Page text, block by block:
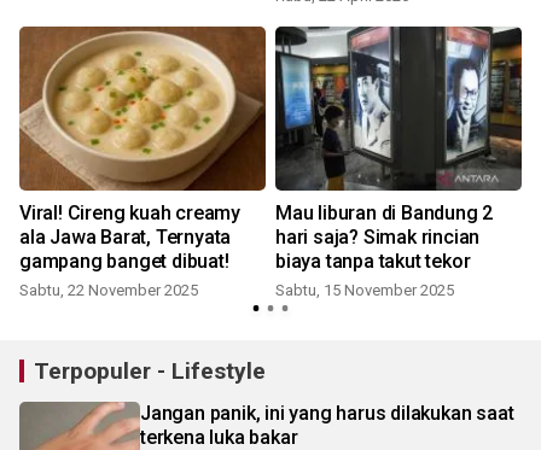
Viral! Cireng kuah creamy
ala Jawa Barat, Ternyata
gampang banget dibuat!
Sabtu, 22 November 2025
Mau liburan di Bandung 2
hari saja? Simak rincian
biaya tanpa takut tekor
Sabtu, 15 November 2025
Terpopuler - Lifestyle
Jangan panik, ini yang harus dilakukan saat
terkena luka bakar